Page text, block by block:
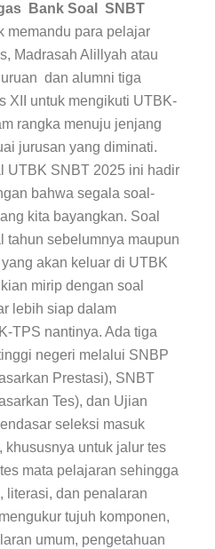
Bank Soal SNBT
memandu para pelajar
Madrasah Alillyah atau
dan alumni tiga
XII untuk mengikuti UTBK-
rangka menuju jenjang
jurusan yang diminati.
UTBK SNBT 2025 ini hadir
bahwa segala soal-
kita bayangkan. Soal
tahun sebelumnya maupun
akan keluar di UTBK
mirip dengan soal
lebih siap dalam
TPS nantinya. Ada tiga
negeri melalui SNBP
Prestasi), SNBT
Tes), dan Ujian
seleksi masuk
khususnya untuk jalur tes
mata pelajaran sehingga
literasi, dan penalaran
tujuh komponen,
umum, pengetahuan